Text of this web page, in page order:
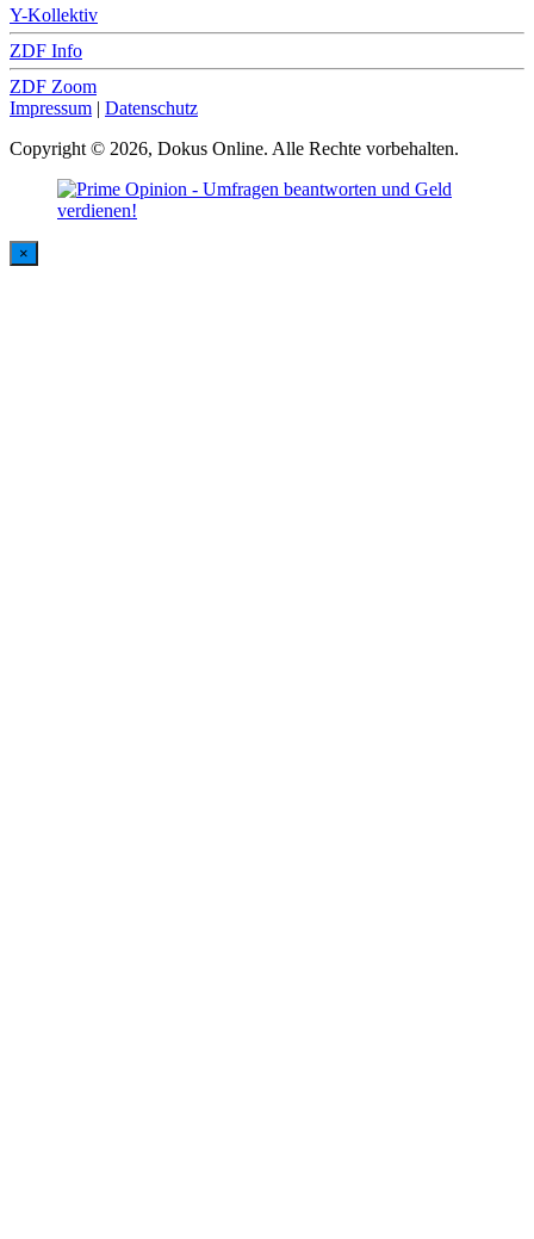
Y-Kollektiv
ZDF Info
ZDF Zoom
Impressum | Datenschutz
Copyright © 2026, Dokus Online. Alle Rechte vorbehalten.
×